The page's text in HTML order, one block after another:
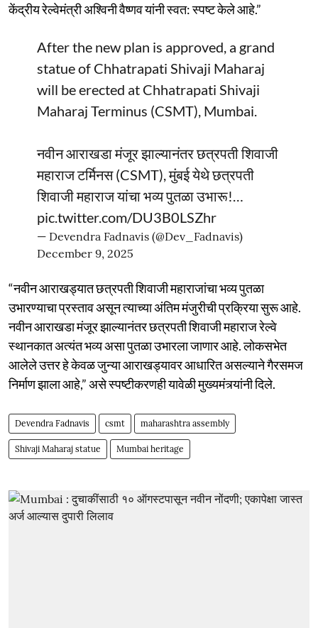
केंद्रीय रेल्वेमंत्री अश्विनी वैष्णव यांनी स्वत: स्पष्ट केले आहे.”
After the new plan is approved, a grand
statue of Chhatrapati Shivaji Maharaj
will be erected at Chhatrapati Shivaji
Maharaj Terminus (CSMT), Mumbai.
नवीन आराखडा मंजूर झाल्यानंतर छत्रपती शिवाजी
महाराज टर्मिनस (CSMT), मुंबई येथे छत्रपती
शिवाजी महाराज यांचा भव्य पुतळा उभारू!…
pic.twitter.com/DU3B0LSZhr
— Devendra Fadnavis (@Dev_Fadnavis)
December 9, 2025
“नवीन आराखड्यात छत्रपती शिवाजी महाराजांचा भव्य पुतळा
उभारण्याचा प्रस्ताव असून त्याच्या अंतिम मंजुरीची प्रक्रिया सुरू आहे.
नवीन आराखडा मंजूर झाल्यानंतर छत्रपती शिवाजी महाराज रेल्वे
स्थानकात अत्यंत भव्य असा पुतळा उभारला जाणार आहे. लोकसभेत
आलेले उत्तर हे केवळ जुन्या आराखड्यावर आधारित असल्याने गैरसमज
निर्माण झाला आहे,” असे स्पष्टीकरणही यावेळी मुख्यमंत्र्यांनी दिले.
Devendra Fadnavis csmt maharashtra assembly
Shivaji Maharaj statue Mumbai heritage